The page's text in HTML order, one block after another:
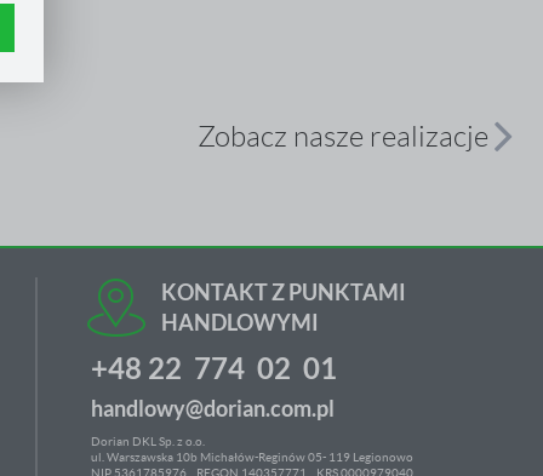
Zobacz nasze realizacje
KONTAKT Z PUNKTAMI
HANDLOWYMI
+48 22 774 02 01
handlowy@dorian.com.pl
Dorian DKL Sp. z o.o.
ul. Warszawska 10b Michałów-Reginów 05- 119 Legionowo